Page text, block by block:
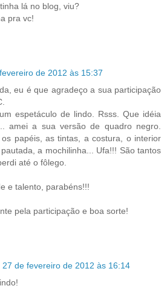
lá no blog, viu?
pra vc!
de 2012 às 15:37
eu é que agradeço a sua participação
espetáculo de lindo. Rsss. Que idéia
amei a sua versão de quadro negro.
papéis, as tintas, a costura, o interior
a mochilinha... Ufa!!! São tantos
até o fôlego.
e talento, parabéns!!!
pela participação e boa sorte!
27 de fevereiro de 2012 às 16:14